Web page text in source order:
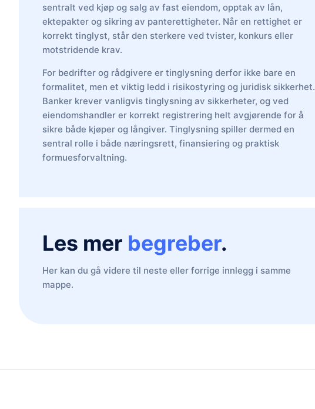
sentralt ved kjøp og salg av fast eiendom, opptak av lån,
ektepakter og sikring av panterettigheter. Når en rettighet er
korrekt tinglyst, står den sterkere ved tvister, konkurs eller
motstridende krav.
For bedrifter og rådgivere er tinglysning derfor ikke bare en
formalitet, men et viktig ledd i risikostyring og juridisk sikkerhet.
Banker krever vanligvis tinglysning av sikkerheter, og ved
eiendomshandler er korrekt registrering helt avgjørende for å
sikre både kjøper og långiver. Tinglysning spiller dermed en
sentral rolle i både næringsrett, finansiering og praktisk
formuesforvaltning.
Les mer begreber.
Her kan du gå videre til neste eller forrige innlegg i samme
mappe.